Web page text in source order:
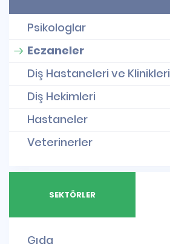
Psikologlar
Eczaneler
Diş Hastaneleri ve Klinikleri
Diş Hekimleri
Hastaneler
Veterinerler
SEKTÖRLER
Gıda